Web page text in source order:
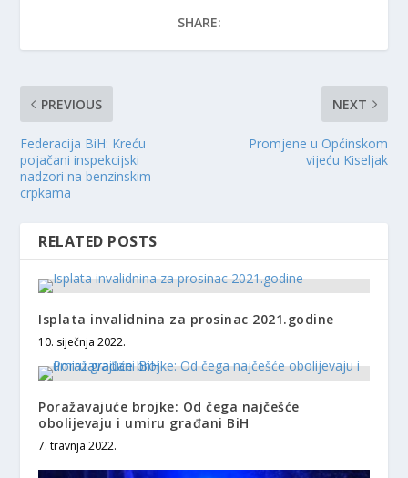
SHARE:
PREVIOUS
Federacija BiH: Kreću
pojačani inspekcijski
nadzori na benzinskim
crpkama
NEXT
Promjene u Općinskom
vijeću Kiseljak
RELATED POSTS
Isplata invalidnina za prosinac 2021.godine
10. siječnja 2022.
Poražavajuće brojke: Od čega najčešće
obolijevaju i umiru građani BiH
7. travnja 2022.